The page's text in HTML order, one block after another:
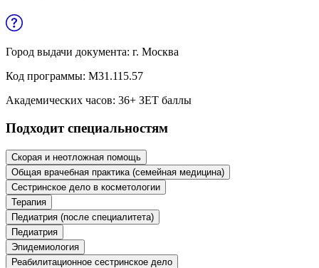
и служащих
История и археология
Психологические науки
Техносферная безопасность и ОТ
Техносферная безопасность и
природообустройство
Экологическая безопасность в
промышленности
Город выдачи документа: г. Москва
Код программы: М31.115.57
Академических часов: 36+ ЗЕТ баллы
Подходит специальностям
Скорая и неотложная помощь
Общая врачебная практика (семейная медицина)
Сестринское дело в косметологии
Терапия
Педиатрия (после специалитета)
Педиатрия
Эпидемиология
Реабилитационное сестринское дело